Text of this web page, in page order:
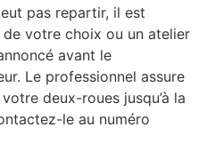
pas repartir, il est
votre choix ou un atelier
avant le
Le professionnel assure
deux-roues jusqu’à la
le au numéro